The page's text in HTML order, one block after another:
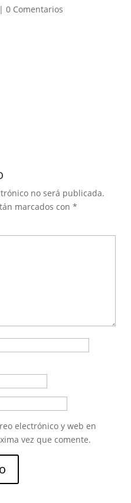
0 Comentarios
no será publicada.
marcados con *
electrónico y web en
vez que comente.